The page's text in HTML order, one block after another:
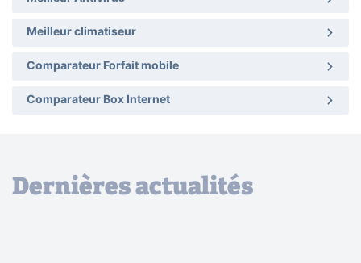
Meilleur climatiseur
Comparateur Forfait mobile
Comparateur Box Internet
Dernières actualités